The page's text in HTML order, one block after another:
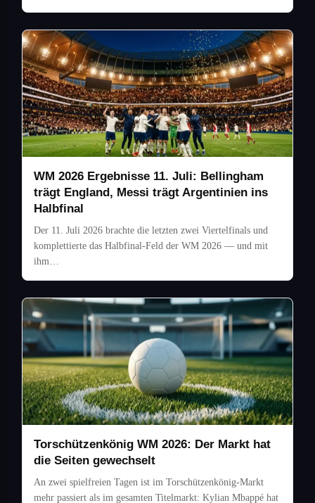
WM 2026 Ergebnisse 11. Juli: Bellingham
trägt England, Messi trägt Argentinien ins
Halbfinal
Der 11. Juli 2026 brachte die letzten zwei Viertelfinals und
komplettierte das Halbfinal-Feld der WM 2026 — und mit
ihm…
Torschützenkönig WM 2026: Der Markt hat
die Seiten gewechselt
An zwei spielfreien Tagen ist im Torschützenkönig-Markt
mehr passiert als im gesamten Titelmarkt: Kylian Mbappé hat